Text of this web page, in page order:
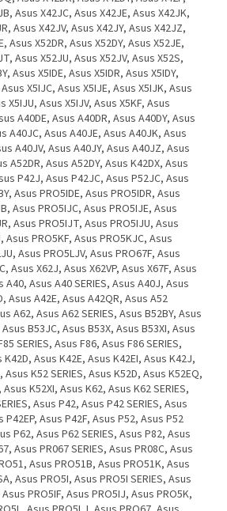
Asus X42JC, Asus X42JE, Asus X42JK,
Asus X42JV, Asus X42JY, Asus X42JZ,
Asus X52DR, Asus X52DY, Asus X52JE,
Asus X52JU, Asus X52JV, Asus X52S,
Asus X5IDE, Asus X5IDR, Asus X5IDY,
X5IJC, Asus X5IJE, Asus X5IJK, Asus
X5IJU, Asus X5IJV, Asus X5KF, Asus
A40DE, Asus A40DR, Asus A40DY, Asus
A40JC, Asus A40JE, Asus A40JK, Asus
A40JV, Asus A40JY, Asus A40JZ, Asus
A52DR, Asus A52DY, Asus K42DX, Asus
P42J, Asus P42JC, Asus P52JC, Asus
Asus PRO5IDE, Asus PRO5IDR, Asus
Asus PRO5IJC, Asus PRO5IJE, Asus
Asus PRO5IJT, Asus PRO5IJU, Asus
Asus PRO5KF, Asus PRO5KJC, Asus
Asus PRO5LJV, Asus PRO67F, Asus
Asus X62J, Asus X62VP, Asus X67F, Asus
A40, Asus A40 SERIES, Asus A40J, Asus
Asus A42E, Asus A42QR, Asus A52
A62, Asus A62 SERIES, Asus B52BY, Asus
B53JC, Asus B53X, Asus B53XI, Asus
SERIES, Asus F86, Asus F86 SERIES,
K42D, Asus K42E, Asus K42EI, Asus K42J,
K52 SERIES, Asus K52D, Asus K52EQ,
K52XI, Asus K62, Asus K62 SERIES,
Asus P42, Asus P42 SERIES, Asus
P42EP, Asus P42F, Asus P52, Asus P52
P62, Asus P62 SERIES, Asus P82, Asus
Asus PR067 SERIES, Asus PR08C, Asus
Asus PRO51B, Asus PRO51K, Asus
Asus PRO5I, Asus PRO5I SERIES, Asus
PRO5IF, Asus PRO5IJ, Asus PRO5K,